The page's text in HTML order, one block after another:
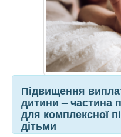
Підвищення
дитини – частина
для комплексної
дітьми